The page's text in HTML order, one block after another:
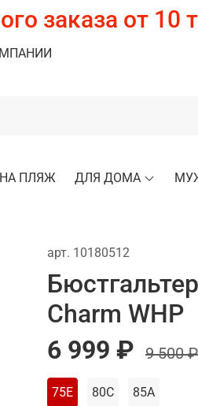
заказа от 10
НА ПЛЯЖ ДЛЯ ДОМА
арт. 10180512
Charm WHP
6 999 ₽
9 500 ₽
75E 80C 85A